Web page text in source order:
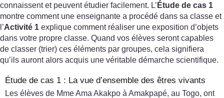
connaissent et peuvent étudier facilement. L’ Étude de cas 1
montre comment une enseignante a procédé dans sa classe et
l’Activité 1 explique comment réaliser une exposition d’objets
dans votre propre classe. Quand vos élèves seront capables
de classer (trier) ces éléments par groupes, cela signifiera
qu’ils auront alors acquis une véritable démarche scientifique.
Étude de cas 1 : La vue d’ensemble des êtres vivants
Les élèves de Mme Ama Akakpo à Amakpapé, au Togo, ont